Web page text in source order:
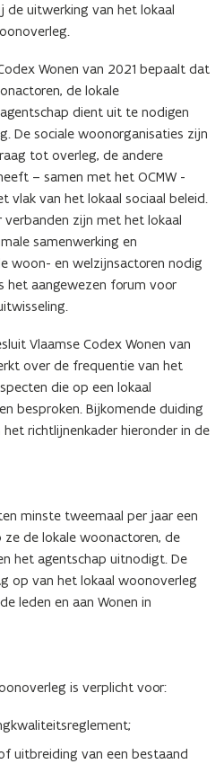
uitwerking van het lokaal
Wonen van 2021 bepaalt dat
de lokale
dient uit te nodigen
De sociale woonorganisaties zijn
tot overleg, de andere
– samen met het OCMW -
vlak van het lokaal sociaal beleid.
zijn met het lokaal
samenwerking en
woon- en welzijnsactoren nodig
het aangewezen forum voor
Vlaamse Codex Wonen van
over de frequentie van het
die op een lokaal
besproken. Bijkomende duiding
richtlijnenkader hieronder in de
minste tweemaal per jaar een
de lokale woonactoren, de
het agentschap uitnodigt. De
op van het lokaal woonoverleg
leden en aan Wonen in
is verplicht voor:
uitbreiding van een bestaand